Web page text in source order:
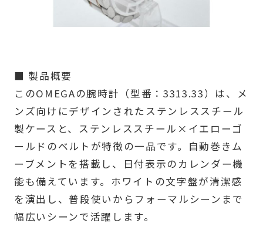
■ 製品概要
このOMEGAの腕時計（型番：3313.33）は、メ
ンズ向けにデザインされたステンレススチール
製ケースと、ステンレススチール×イエローゴ
ールドのベルトが特徴の一品です。自動巻きム
ーブメントを搭載し、日付表示のカレンダー機
能も備えています。ホワイトの文字盤が清潔感
を演出し、普段使いからフォーマルシーンまで
幅広いシーンで活躍します。